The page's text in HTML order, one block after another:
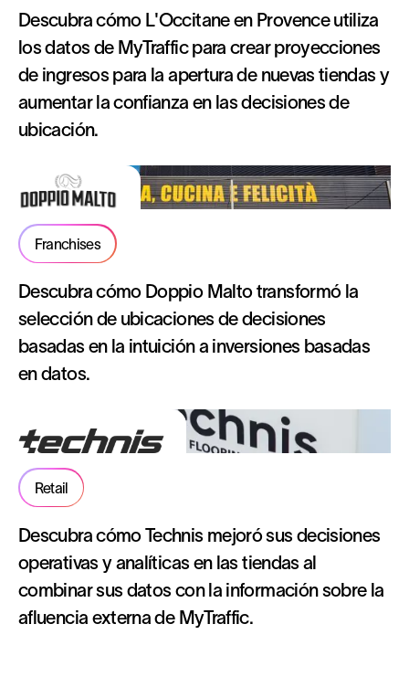
Descubra cómo L'Occitane en Provence utiliza
los datos de MyTraffic para crear proyecciones
de ingresos para la apertura de nuevas tiendas y
aumentar la confianza en las decisiones de
ubicación.
Franchises
Descubra cómo Doppio Malto transformó la
selección de ubicaciones de decisiones
basadas en la intuición a inversiones basadas
en datos.
Retail
Descubra cómo Technis mejoró sus decisiones
operativas y analíticas en las tiendas al
combinar sus datos con la información sobre la
afluencia externa de MyTraffic.